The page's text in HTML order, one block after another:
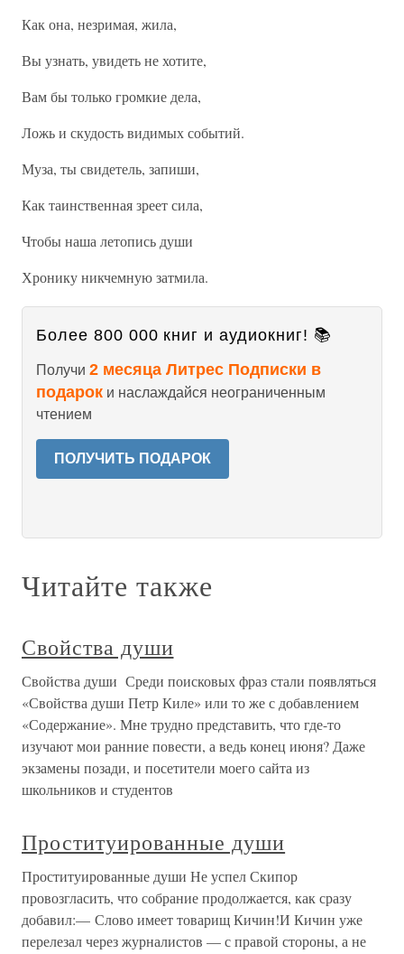
Как она, незримая, жила,
Вы узнать, увидеть не хотите,
Вам бы только громкие дела,
Ложь и скудость видимых событий.
Муза, ты свидетель, запиши,
Как таинственная зреет сила,
Чтобы наша летопись души
Хронику никчемную затмила.
Более 800 000 книг и аудиокниг! 📚
Получи 2 месяца Литрес Подписки в
подарок и наслаждайся неограниченным
чтением
ПОЛУЧИТЬ ПОДАРОК
Читайте также
Свойства души
Свойства души Среди поисковых фраз стали появляться
«Свойства души Петр Киле» или то же с добавлением
«Содержание». Мне трудно представить, что где-то
изучают мои ранние повести, а ведь конец июня? Даже
экзамены позади, и посетители моего сайта из
школьников и студентов
Проституированные души
Проституированные души Не успел Скипор
провозгласить, что собрание продолжается, как сразу
добавил:— Слово имеет товарищ Кичин!И Кичин уже
перелезал через журналистов — с правой стороны, а не